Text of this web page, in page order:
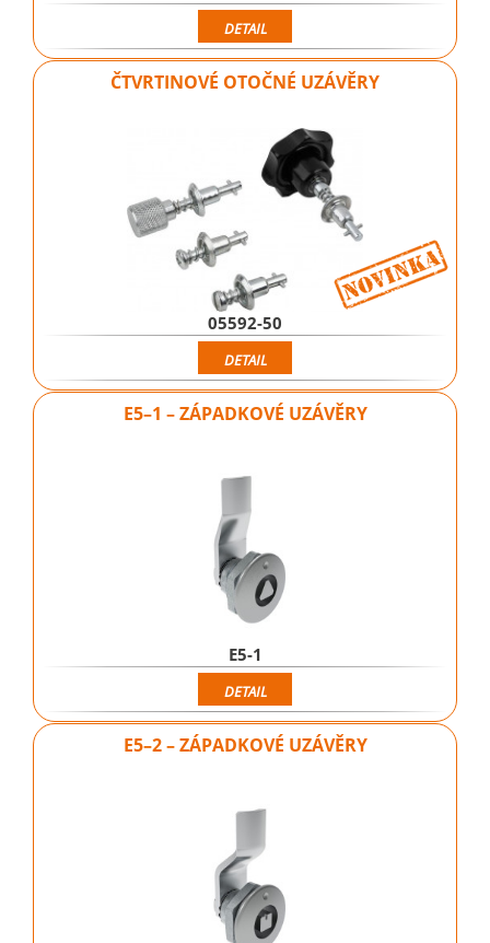
DETAIL
ČTVRTINOVÉ OTOČNÉ UZÁVĚRY
05592-50
DETAIL
E5–1 – ZÁPADKOVÉ UZÁVĚRY
E5-1
DETAIL
E5–2 – ZÁPADKOVÉ UZÁVĚRY